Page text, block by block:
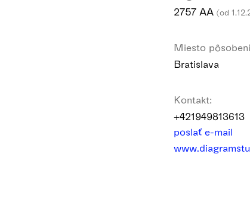
2757 AA (od
Miesto
Bratislava
Kontakt:
+421949813613
poslať e-mail